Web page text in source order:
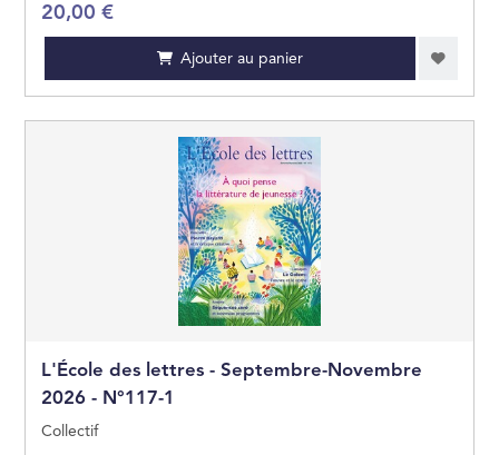
20,00 €
Ajouter au panier
L'École des lettres - Septembre-Novembre
2026 - N°117-1
Collectif